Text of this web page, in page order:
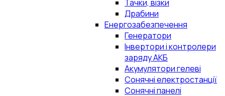
Тачки, візки
Драбини
Енергозабезпечення
Генератори
Інвертори і контролери
заряду АКБ
Акумулятори гелеві
Сонячні електростанції
Сонячні панелі